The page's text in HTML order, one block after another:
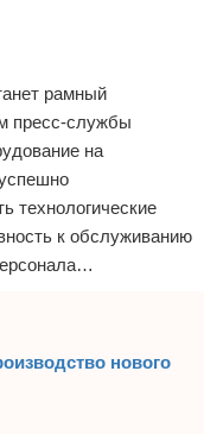
рамный
пресс-службы
на
технологические
к обслуживанию
нового